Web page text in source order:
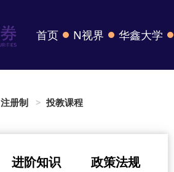
首页 N视界 华鑫大学
注册制 投教课程
进阶知识
政策法规